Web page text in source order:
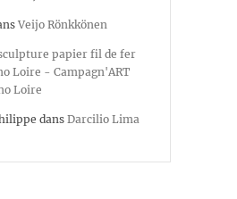
Veijo Rönkkönen
papier fil de fer
Loire - Campagn'ART
Loire
dans Darcilio Lima